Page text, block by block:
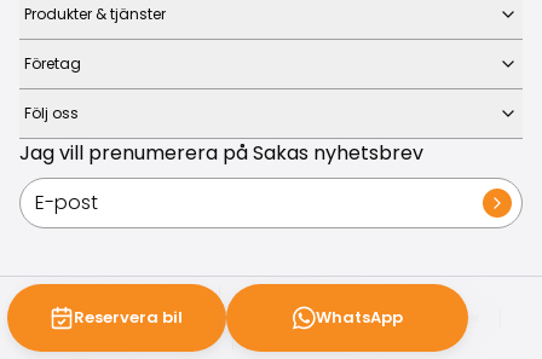
Reservera bil WhatsApp
Produkter & tjänster
Företag
Följ oss
Jag vill prenumerera på Sakas nyhetsbrev
© Saka Finland Oy
Integritetspolicy
Uppförandekod
Cookie-inställningar
Reklamationer